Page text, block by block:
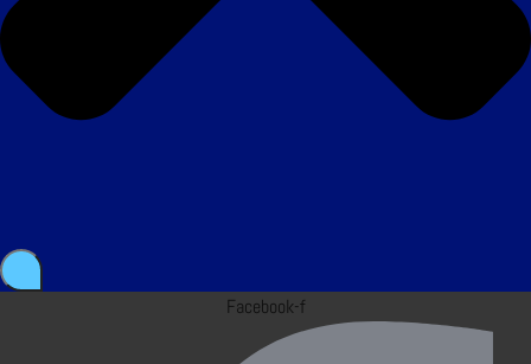
Facebook-f